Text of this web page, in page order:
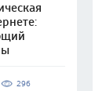
296